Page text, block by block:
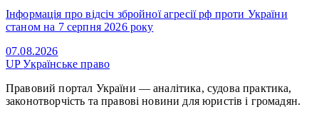
Інформація про відсіч збройної агресії рф проти України
станом на 7 серпня 2026 року
07.08.2026
UPУкраїнське право
Правовий портал України — аналітика, судова практика,
законотворчість та правові новини для юристів і громадян.